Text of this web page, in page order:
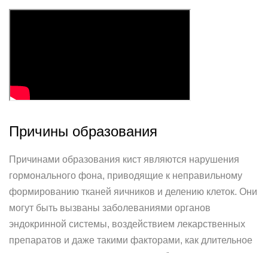
Причины образования
Причинами образования кист являются нарушения
гормонального фона, приводящие к неправильному
формированию тканей яичников и делению клеток. Они
могут быть вызваны заболеваниями органов
эндокринной системы, воздействием лекарственных
препаратов и даже такими факторами, как длительное